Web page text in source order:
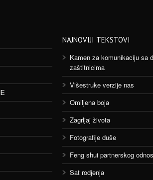
NAJNOVIJI TEKSTOVI
Kamen za komunikaciju sa
zaštitnicima
Višestruke verzije nas
Omiljena boja
Zagrljaj života
Fotografije duše
Feng shui partnerskog
Sat rodjenja